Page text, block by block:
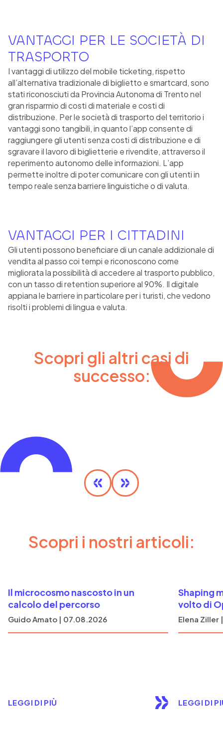
VANTAGGI PER LE SOCIETÀ DI
TRASPORTO
I vantaggi di utilizzo del mobile ticketing, rispetto
all’alternativa tradizionale di biglietto e smartcard, sono
stati riconosciuti da Provincia Autonoma di Trento nel
gran risparmio di costi di materiale e costi di
distribuzione. Per le società di trasporto del territorio i
vantaggi sono tangibili, in quanto l’app consente di
raggiungere gli utenti senza costi di distribuzione e di
sgravare il lavoro di biglietterie e rivendite, attraverso il
reperimento autonomo delle informazioni. L’app
permette inoltre di poter comunicare con gli utenti in
tempo reale senza barriere linguistiche o di valuta.
VANTAGGI PER I CITTADINI
Gli utenti possono beneficiare di un canale addizionale di
vendita al passo coi tempi e riconoscono come
migliorata la possibilità di accedere al trasporto pubblico,
con un tasso di retention superiore al 90%. Il digitale
appiana le barriere in particolare per i turisti, che vedono
risolti i problemi di lingua e valuta.
Scopri gli altri casi di
successo:
MaaS Olimpico
Scopri i nostri articoli:
Il microcosmo nascosto in un
calcolo del percorso
Guido Amato | 07.08.2026
LEGGI DI PIÙ
Shaping
volto di
Elena Ziller
LEGGI DI